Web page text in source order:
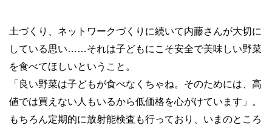
土づくり、ネットワークづくりに続いて内藤さんが大切に
している思い……それは子どもにこそ安全で美味しい野菜
を食べてほしいということ。
「良い野菜は子どもが食べなくちゃね。そのためには、高
値では買えない人もいるから低価格を心がけています」。
もちろん定期的に放射能検査も行っており、いまのところ